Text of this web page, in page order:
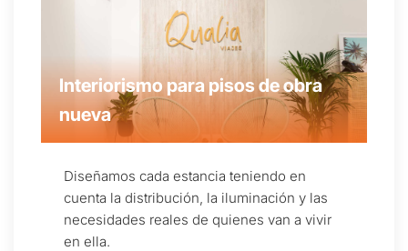
Interiorismo para pisos de obra
nueva
Diseñamos cada estancia teniendo en
cuenta la distribución, la iluminación y las
necesidades reales de quienes van a vivir
en ella.